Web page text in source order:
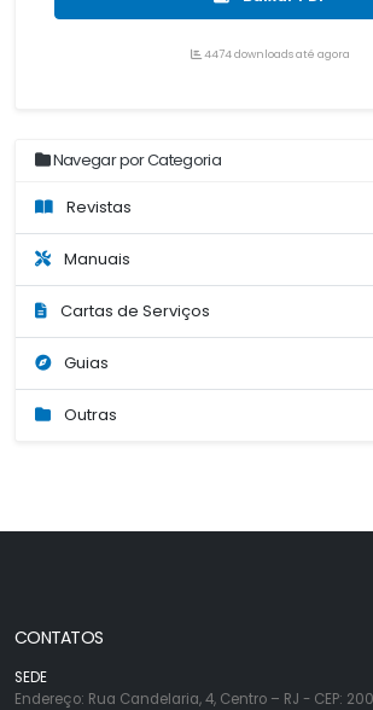
4474 downloads até agora
Navegar por Categoria
Revistas
Manuais
Cartas de Serviços
Guias
Outras
CONTATOS
SEDE
Endereço: Rua Candelaria, 4, Centro – RJ - CEP: